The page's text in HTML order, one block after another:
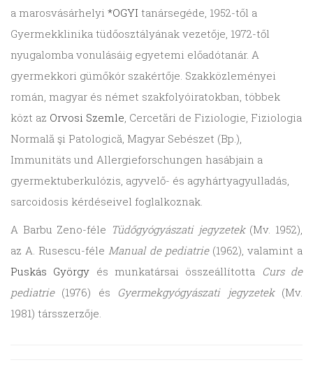
a marosvásárhelyi *OGYI tanársegéde, 1952-től a
Gyermekklinika tüdőosztályának vezetője, 1972-től
nyugalomba vonulásáig egyetemi előadótanár. A
gyermekkori gümőkór szakértője. Szakközleményei
román, magyar és német szakfolyóiratokban, többek
közt az Orvosi Szemle, Cercetări de Fiziologie, Fiziologia
Normală şi Patologică, Magyar Sebészet (Bp.),
Immunitäts und Allergieforschungen hasábjain a
gyermektuberkulózis, agyvelő- és agyhártyagyulladás,
sarcoidosis kérdéseivel foglalkoznak.
A Barbu Zeno-féle Tüdőgyógyászati jegyzetek(Mv. 1952),
az A. Rusescu-féleManual de pediatrie(1962), valamint a
Puskás György és munkatársai összeállította Curs de
pediatrie(1976) és Gyermekgyógyászati jegyzetek(Mv.
1981) társszerzője.